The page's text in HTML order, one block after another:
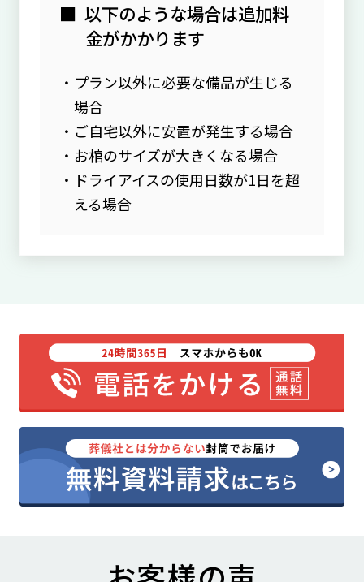
以下のような場合は追加料
金がかかります
プラン以外に必要な備品が生じる
場合
ご自宅以外に安置が発生する場合
お棺のサイズが大きくなる場合
ドライアイスの使用日数が1日を超
える場合